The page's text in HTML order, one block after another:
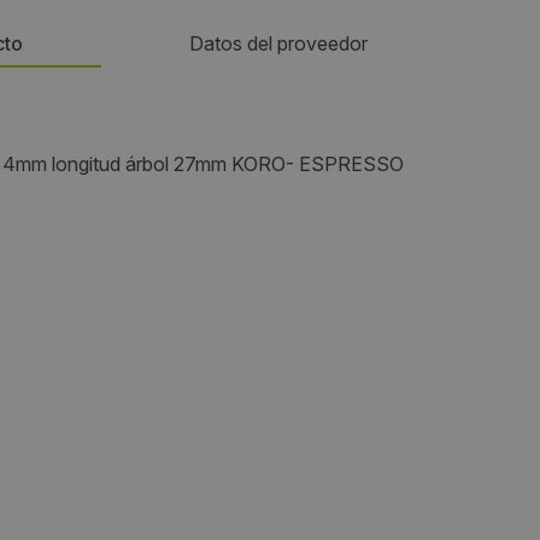
Datos del proveedor
longitud árbol 27mm KORO- ESPRESSO
689477147